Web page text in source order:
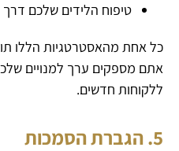
טיפוח הלידים שלכם
כל אחת מהאסטרטגיות הללו
אתם מספקים ערך למנויים
ללקוחות חדשים.
5. הגברת הסמכות